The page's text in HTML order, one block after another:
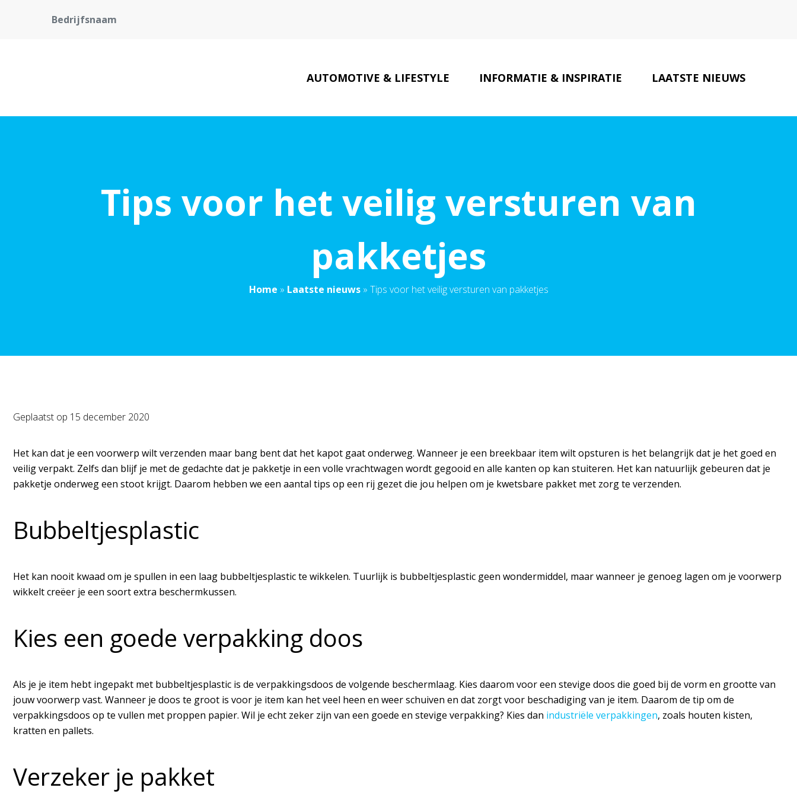
Bedrijfsnaam
AUTOMOTIVE & LIFESTYLE INFORMATIE & INSPIRATIE LAATSTE NIEUWS
Tips voor het veilig versturen van
pakketjes
Home » Laatste nieuws» Tips voor het veilig versturen van pakketjes
Geplaatst op 15 december 2020
Het kan dat je een voorwerp wilt verzenden maar bang bent dat het kapot gaat onderweg. Wanneer je een breekbaar item wilt opsturen is het belangrijk dat je het goed en
veilig verpakt. Zelfs dan blijf je met de gedachte dat je pakketje in een volle vrachtwagen wordt gegooid en alle kanten op kan stuiteren. Het kan natuurlijk gebeuren dat je
pakketje onderweg een stoot krijgt. Daarom hebben we een aantal tips op een rij gezet die jou helpen om je kwetsbare pakket met zorg te verzenden.
Bubbeltjesplastic
Het kan nooit kwaad om je spullen in een laag bubbeltjesplastic te wikkelen. Tuurlijk is bubbeltjesplastic geen wondermiddel, maar wanneer je genoeg lagen om je voorwerp
wikkelt creëer je een soort extra beschermkussen.
Kies een goede verpakking doos
Als je je item hebt ingepakt met bubbeltjesplastic is de verpakkingsdoos de volgende beschermlaag. Kies daarom voor een stevige doos die goed bij de vorm en grootte van
jouw voorwerp vast. Wanneer je doos te groot is voor je item kan het veel heen en weer schuiven en dat zorgt voor beschadiging van je item. Daarom de tip om de
verpakkingsdoos op te vullen met proppen papier. Wil je echt zeker zijn van een goede en stevige verpakking? Kies dan industriële verpakkingen, zoals houten kisten,
kratten en pallets.
Verzeker je pakket